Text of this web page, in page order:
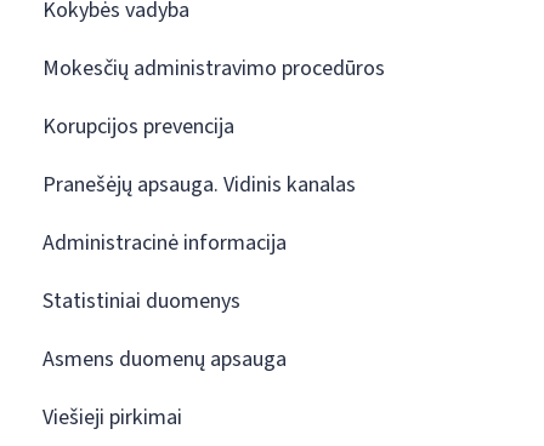
Kokybės vadyba
Mokesčių administravimo procedūros
Korupcijos prevencija
Pranešėjų apsauga. Vidinis kanalas
Administracinė informacija
Statistiniai duomenys
Asmens duomenų apsauga
Viešieji pirkimai